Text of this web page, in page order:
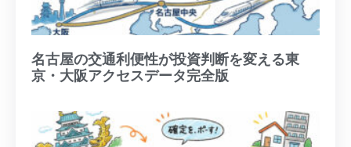
名古屋の交通利便性が投資判断を変える東
京・大阪アクセスデータ完全版